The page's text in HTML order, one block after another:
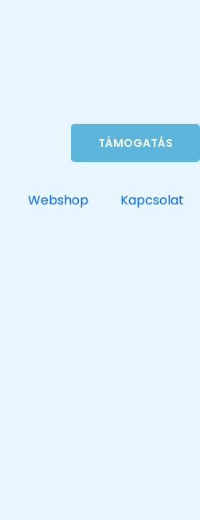
TÁMOGATÁS
Webshop Kapcsolat